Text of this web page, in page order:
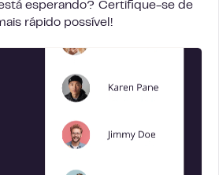
esperando? Certifique-se de
rápido possível!